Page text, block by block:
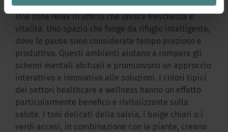
Una zona relax in ufficio che unisce freschezza e
vitalità. Uno spazio che funge da rifugio intelligente,
dove le pause sono considerate tempo prezioso e
produttivo. Questi ambienti aiutano a rompere gli
schemi mentali abituali e promuovono un approccio
interattivo e innovativo alle soluzioni. I colori tipici
dei settori healthcare e wellness hanno un effetto
particolarmente benefico e rivitalizzante sulla
salute. I toni delicati della salvia, i beige chiari o i
verdi accesi, in combinazione con le piante, creano